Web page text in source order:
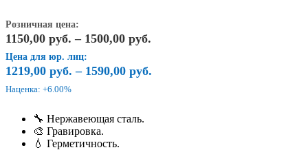
Розничная цена:
1150,00 руб. – 1500,00 руб.
Цена для юр. лиц:
1219,00 руб. – 1590,00 руб.
Наценка: +6.00%
🔧 Нержавеющая сталь.
🎨 Гравировка.
💧 Герметичность.